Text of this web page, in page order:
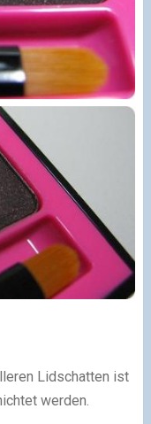
Lidschatten ist
werden.